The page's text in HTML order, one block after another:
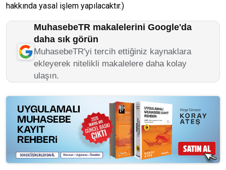
hakkında yasal işlem yapılacaktır.)
MuhasebeTR makalelerini Google'da
daha sık görün
MuhasebeTR'yi tercih ettiğiniz kaynaklara
ekleyerek nitelikli makalelere daha kolay
ulaşın.